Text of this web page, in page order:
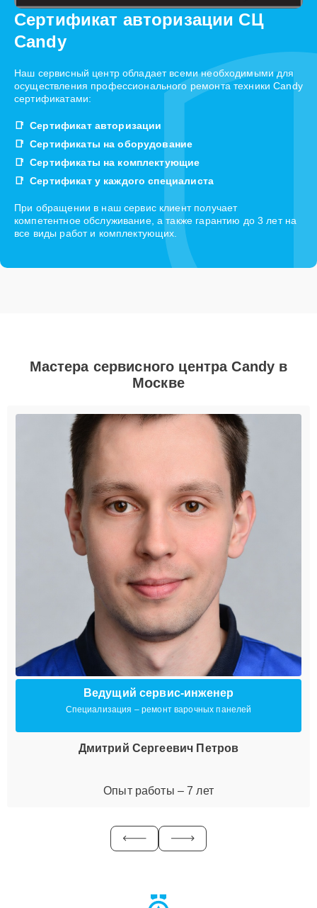
Сертификат авторизации СЦ
Candy
Наш сервисный центр обладает всеми необходимыми для
осуществления профессионального ремонта техники Candy
сертификатами:
Сертификат авторизации
Сертификаты на оборудование
Сертификаты на комплектующие
Сертификат у каждого специалиста
При обращении в наш сервис клиент получает
компетентное обслуживание, а также гарантию до 3 лет на
все виды работ и комплектующих.
Мастера сервисного центра Candy в
Москве
Ведущий сервис-инженер
Специализация – ремонт варочных панелей
Дмитрий Сергеевич Петров
Опыт работы – 7 лет